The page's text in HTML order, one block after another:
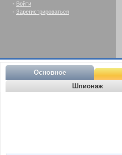
- Войти
- Зарегистрироваться
Основное
Шпионаж